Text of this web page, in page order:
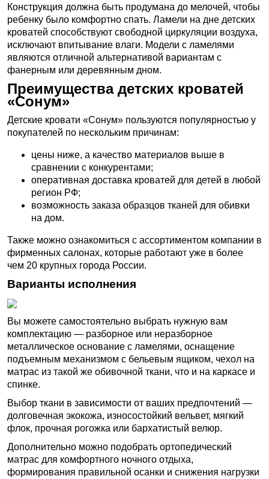
Конструкция должна быть продумана до мелочей, чтобы
ребенку было комфортно спать. Ламели на дне детских
кроватей способствуют свободной циркуляции воздуха,
исключают впитывание влаги. Модели с ламелями
являются отличной альтернативой вариантам с
фанерным или деревянным дном.
Преимущества детских кроватей
«Сонум»
Детские кровати «Сонум» пользуются популярностью у
покупателей по нескольким причинам:
цены ниже, а качество материалов выше в
сравнении с конкурентами;
оперативная доставка кроватей для детей в любой
регион РФ;
возможность заказа образцов тканей для обивки
на дом.
Также можно ознакомиться с ассортиментом компании в
фирменных салонах, которые работают уже в более
чем 20 крупных города России.
Варианты исполнения
Вы можете самостоятельно выбрать нужную вам
комплектацию — разборное или неразборное
металлическое основание с ламелями, оснащение
подъемным механизмом с бельевым ящиком, чехол на
матрас из такой же обивочной ткани, что и на каркасе и
спинке.
Выбор ткани в зависимости от ваших предпочтений —
долговечная экокожа, износостойкий вельвет, мягкий
флок, прочная рогожка или бархатистый велюр.
Дополнительно можно подобрать ортопедический
матрас для комфортного ночного отдыха,
формирования правильной осанки и снижения нагрузки